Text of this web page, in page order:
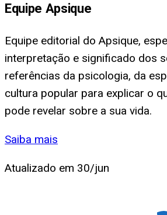
Equipe Apsique
Equipe editorial do Apsique,
interpretação e significado dos
referências da psicologia, da
cultura popular para explicar o
pode revelar sobre a sua vida.
Saiba mais
Atualizado em 30/jun